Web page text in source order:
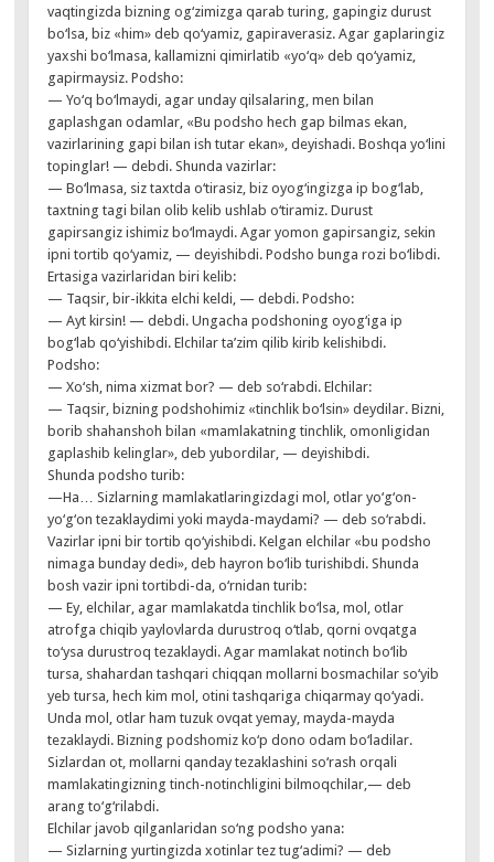
vaqtingizda bizning og‘zimizga qarab turing, gapingiz durust
bo‘lsa, biz «him» deb qo‘yamiz, gapiraverasiz. Agar gaplaringiz
yaxshi bo‘lmasa, kallamizni qimirlatib «yo‘q» deb qo‘yamiz,
gapirmaysiz. Podsho:
— Yo‘q bo‘lmaydi, agar unday qilsalaring, men bilan
gaplashgan odamlar, «Bu podsho hech gap bilmas ekan,
vazirlarining gapi bilan ish tutar ekan», deyishadi. Boshqa yo‘lini
topinglar! — debdi. Shunda vazirlar:
— Bo‘lmasa, siz taxtda o‘tirasiz, biz oyog‘ingizga ip bog‘lab,
taxtning tagi bilan olib kelib ushlab o‘tiramiz. Durust
gapirsangiz ishimiz bo‘lmaydi. Agar yomon gapirsangiz, sekin
ipni tortib qo‘yamiz, — deyishibdi. Podsho bunga rozi bo‘libdi.
Ertasiga vazirlaridan biri kelib:
— Taqsir, bir-ikkita elchi keldi, — debdi. Podsho:
— Ayt kirsin! — debdi. Ungacha podshoning oyog‘iga ip
bog‘lab qo‘yishibdi. Elchilar ta’zim qilib kirib kelishibdi.
Podsho:
— Xo‘sh, nima xizmat bor? — deb so‘rabdi. Elchilar:
— Taqsir, bizning podshohimiz «tinchlik bo‘lsin» deydilar. Bizni,
borib shahanshoh bilan «mamlakatning tinchlik, omonligidan
gaplashib kelinglar», deb yubordilar, — deyishibdi.
Shunda podsho turib:
—Ha… Sizlarning mamlakatlaringizdagi mol, otlar yo‘g‘on-
yo‘g‘on tezaklaydimi yoki mayda-maydami? — deb so‘rabdi.
Vazirlar ipni bir tortib qo‘yishibdi. Kelgan elchilar «bu podsho
nimaga bunday dedi», deb hayron bo‘lib turishibdi. Shunda
bosh vazir ipni tortibdi-da, o‘rnidan turib:
— Ey, elchilar, agar mamlakatda tinchlik bo‘lsa, mol, otlar
atrofga chiqib yaylovlarda durustroq o‘tlab, qorni ovqatga
to‘ysa durustroq tezaklaydi. Agar mamlakat notinch bo‘lib
tursa, shahardan tashqari chiqqan mollarni bosmachilar so‘yib
yeb tursa, hech kim mol, otini tashqariga chiqarmay qo‘yadi.
Unda mol, otlar ham tuzuk ovqat yemay, mayda-mayda
tezaklaydi. Bizning podshomiz ko‘p dono odam bo‘ladilar.
Sizlardan ot, mollarni qanday tezaklashini so‘rash orqali
mamlakatingizning tinch-notinchligini bilmoqchilar,— deb
arang to‘g‘rilabdi.
Elchilar javob qilganlaridan so‘ng podsho yana:
— Sizlarning yurtingizda xotinlar tez tug‘adimi? — deb